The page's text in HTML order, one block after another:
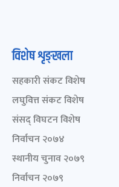
विशेष शृङ्खला
सहकारी संकट विशेष
लघुवित्त संकट विशेष
संसद् विघटन विशेष
निर्वाचन २०७४
स्थानीय चुनाव २०७९
निर्वाचन २०७९